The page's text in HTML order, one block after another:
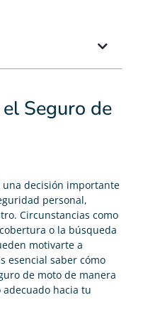
Seguro de
una decisión importante
personal,
Circunstancias como
o la búsqueda
motivarte a
esencial saber cómo
de moto de manera
hacia tu